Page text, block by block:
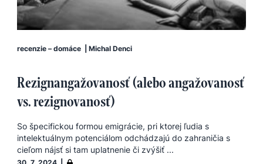
recenzie – domáce Michal Denci
Rezignangažovanosť (alebo angažovanosť
vs. rezignovanosť)
So špecifickou formou emigrácie, pri ktorej ľudia s
intelektuálnym potenciálom odchádzajú do zahraničia s
cieľom nájsť si tam uplatnenie či zvýšiť ...